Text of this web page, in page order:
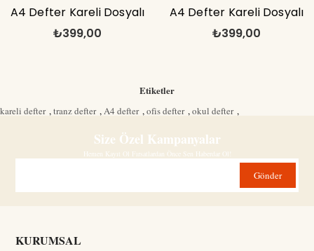
A4 Defter Kareli Dosyalı
160 Syf Turuncu
₺399,00
A4 Defter Kareli Dosyalı
160 Syf Pembe
₺399,00
Etiketler
kareli defter , tranz defter , A4 defter , ofis defter , okul defter ,
Size Özel Kampanyalar
Hemen Kayıt Ol Fırsatlardan Önce Sen Haberdar Ol!
Gönder
KURUMSAL